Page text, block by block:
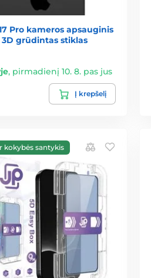
Pro kameros apsauginis
3D grūdintas stiklas
, pirmadienį 10. 8. pas jus
Į krepšelį
kokybės santykis